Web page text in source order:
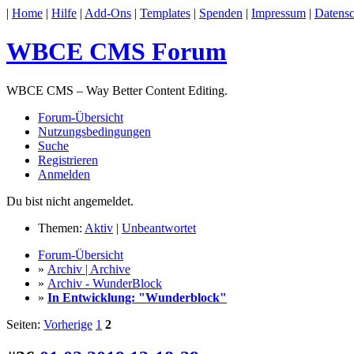
| Home | Hilfe | Add-Ons | Templates | Spenden | Impressum |
WBCE CMS Forum
WBCE CMS – Way Better Content Editing.
Forum-Übersicht
Nutzungsbedingungen
Suche
Registrieren
Anmelden
Du bist nicht angemeldet.
Themen: Aktiv | Unbeantwortet
Forum-Übersicht
» Archiv | Archive
» Archiv - WunderBlock
» In Entwicklung: "Wunderblock"
Seiten: Vorherige 1 2